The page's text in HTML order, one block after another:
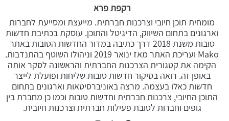
רקפת פרא
מומחית תוכן חיובי וצרכנות חברתית. מייעצת ומסייעת לחברות
וארגונים בתחום השיווק, הדיגיטל והתוכן. עוסקת בכתיבת חדשות
טובות משנת 2018 דרך כתיבה במדור החדשות הטובות באתר
Mako ועריכת האתר מאז ינואר 2019 וניהולו השוטף בהתנדבות.
הקימה את קטגורית הצרכנות החברתית והראשונה לסקר אותה
באופן זה. רואה בסיקור חדשות טובות שליחות ופועלת לייצר
חדשות כאלו בעצמה. מרצה באוניברסיטאות וארגונים בתחום
התוכן החיובי, צרכנות חברתית וחדשות טובות וכמו כן מחברת בין
גופים וחברות לטובת פעילות חברתית וצרכנות חיובית.